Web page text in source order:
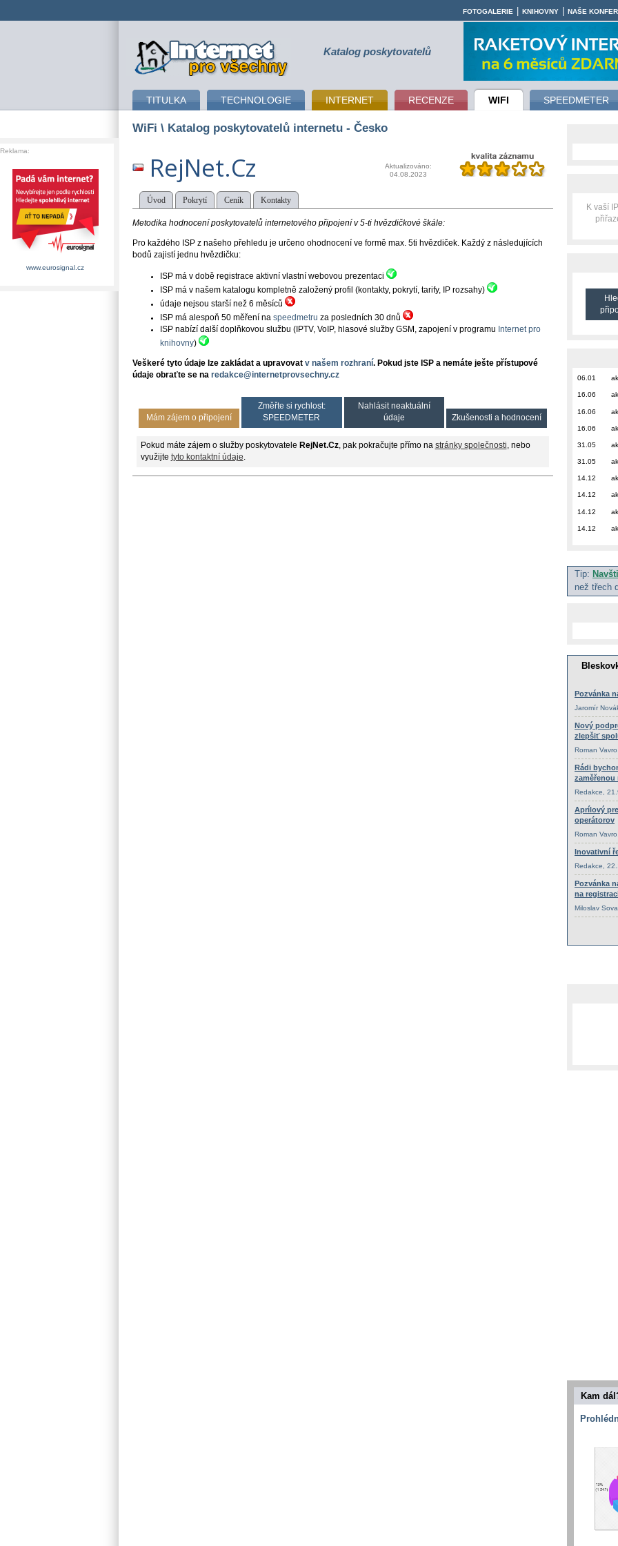
připojení k internetu Katalog poskytovatelů
TITULKA TECHNOLOGIE INTERNET RECENZE WIFI SPEEDMETER
FOTOGALERIE KNIHOVNY NAŠE
WiFi \ Katalog poskytovatelů internetu - Česko
RejNet.Cz
Aktualizováno:
04.08.2023
Úvod Pokrytí Ceník Kontakty
Metodika hodnocení poskytovatelů internetového připojení v 5-ti hvězdičkové škále:
Pro každého ISP z našeho přehledu je určeno ohodnocení ve formě max. 5ti hvězdiček. Každý z následujících
bodů zajistí jednu hvězdičku:
ISP má v době registrace aktivní vlastní webovou prezentaci
ISP má v našem katalogu kompletně založený profil (kontakty, pokrytí, tarify, IP rozsahy)
údaje nejsou starší než 6 měsíců
ISP má alespoň 50 měření na speedmetru za posledních 30 dnů
ISP nabízí další doplňkovou službu (IPTV, VoIP, hlasové služby GSM, zapojení v programu Internet pro
knihovny)
Veškeré tyto údaje lze zakládat a upravovat v našem rozhraní. Pokud jste ISP a nemáte ješte přístupové
údaje obraťte se na redakce@internetprovsechny.cz
Mám zájem o připojení
Změřte si rychlost:
SPEEDMETER
Nahlásit neaktuální
údaje
Zkušenosti a hodnocení
Pokud máte zájem o služby poskytovatele RejNet.Cz, pak pokračujte přímo na stránky společnosti , nebo
využijte tyto kontaktní údaje
K vaší
06.01
16.06
16.06
16.06
31.05
31.05
14.12
14.12
14.12
14.12
Tip:
než třech
Kam
Reklama:
www.eurosignal.cz